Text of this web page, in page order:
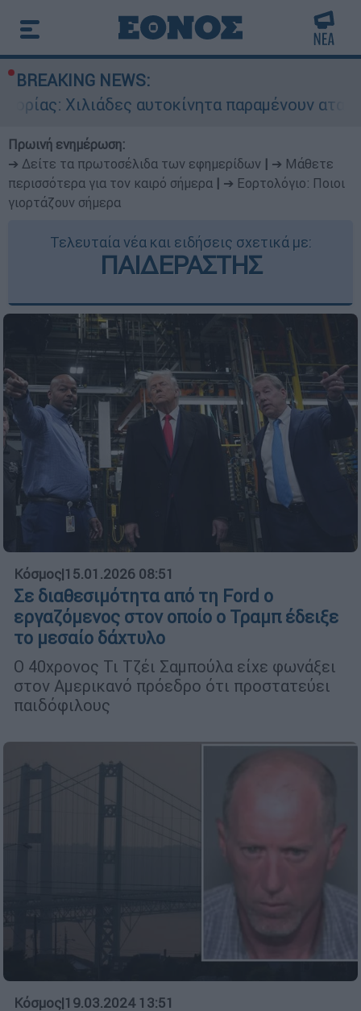
BREAKING NEWS:
αυτοκίνητα παραμένουν αταξινόμητα -
Πρωινή ενημέρωση:
➔ Δείτε τα πρωτοσέλιδα των εφημερίδων
➔ Μάθετε
περισσότερα για τον καιρό σήμερα
➔ Εορτολόγιο: Ποιοι
γιορτάζουν σήμερα
Τελευταία νέα και ειδήσεις σχετικά με:
ΠΑΙΔΕΡΑΣΤΗΣ
Κόσμος|15.01.2026 08:51
Σε διαθεσιμότητα από τη Ford ο
εργαζόμενος στον οποίο ο Τραμπ έδειξε
το μεσαίο δάχτυλο
Ο 40χρονος Τι Τζέι Σαμπούλα είχε φωνάξει
στον Αμερικανό πρόεδρο ότι προστατεύει
παιδόφιλους
Κόσμος|19.03.2024 13:51